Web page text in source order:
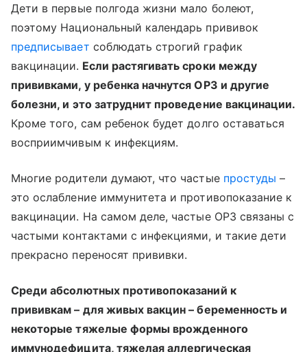
Дети в первые полгода жизни мало болеют,
поэтому Национальный календарь прививок
предписывает соблюдать строгий график
вакцинации. Если растягивать сроки между
прививками, у ребенка начнутся ОРЗ и другие
болезни, и это затруднит проведение вакцинации.
Кроме того, сам ребенок будет долго оставаться
восприимчивым к инфекциям.
Многие родители думают, что частые простуды –
это ослабление иммунитета и противопоказание к
вакцинации. На самом деле, частые ОРЗ связаны с
частыми контактами с инфекциями, и такие дети
прекрасно переносят прививки.
Среди абсолютных противопоказаний к
прививкам – для живых вакцин – беременность и
некоторые тяжелые формы врожденного
иммунодефицита, тяжелая аллергическая